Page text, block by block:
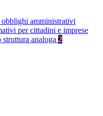
obblighi amministrativi
per cittadini e imprese
analoga 2